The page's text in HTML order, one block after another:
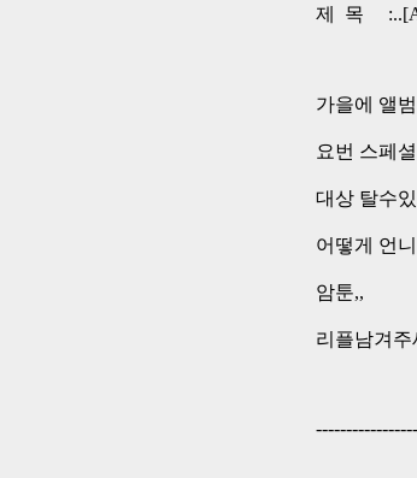
제 목 :..[A]
가을에 앨
요번 스페
대상 탈수
어떻게 언
암툰,,
리플남겨주